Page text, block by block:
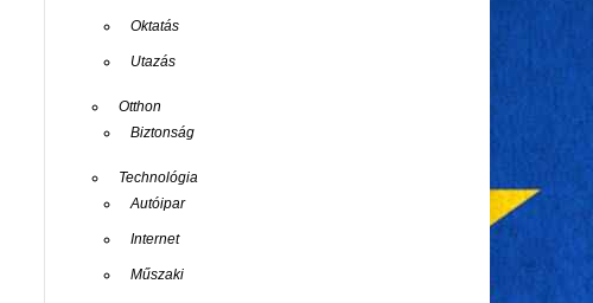
Oktatás
Utazás
Otthon
Biztonság
Technológia
Autóipar
Internet
Műszaki